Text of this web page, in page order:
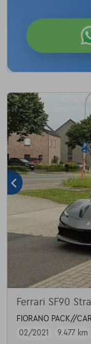
Ferrari SF90
FIORANO PACK//
02/2021
9.477 km